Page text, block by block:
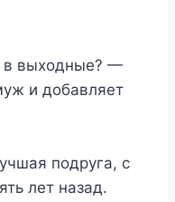
в выходные? —
и добавляет
подруга, с
лет назад.